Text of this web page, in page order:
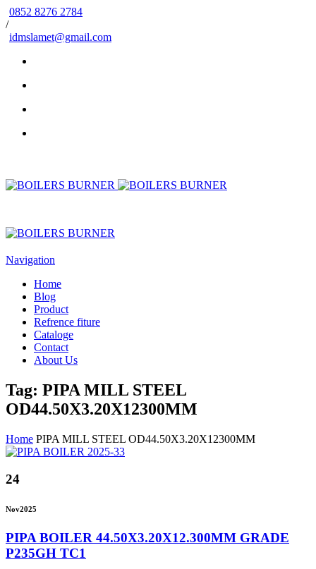
0852 8276 2784
/
idmslamet@gmail.com
Navigation
Home
Blog
Product
Refrence fiture
Cataloge
Contact
About Us
Tag: PIPA MILL STEEL
OD44.50X3.20X12300MM
Home PIPA MILL STEEL OD44.50X3.20X12300MM
24
Nov2025
PIPA BOILER 44.50X3.20X12.300MM GRADE
P235GH TC1